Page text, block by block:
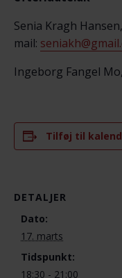
Senia Kragh
mail:
Ingeborg Fangel
Tilføj til
DETALJER
Dato:
17. marts
Tidspunkt:
18:30 - 21:00